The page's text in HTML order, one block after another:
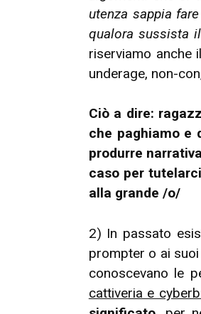
utenza sappia
qualora sussista
riserviamo anche
underage, non-
Ciò a dire:
che paghiamo e
produrre
caso per
alla grande /o/
2) In passato
prompter o ai
conoscevano le
cattiveria e